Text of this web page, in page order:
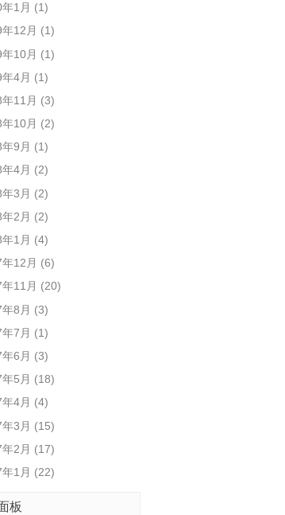
年1月 (1)
12月 (1)
年10月 (1)
年4月 (1)
年11月 (3)
年10月 (2)
9月 (1)
4月 (2)
年3月 (2)
年2月 (2)
年1月 (4)
年12月 (6)
11月 (20)
年8月 (3)
年7月 (1)
年6月 (3)
年5月 (18)
4月 (4)
年3月 (15)
年2月 (17)
年1月 (22)
板